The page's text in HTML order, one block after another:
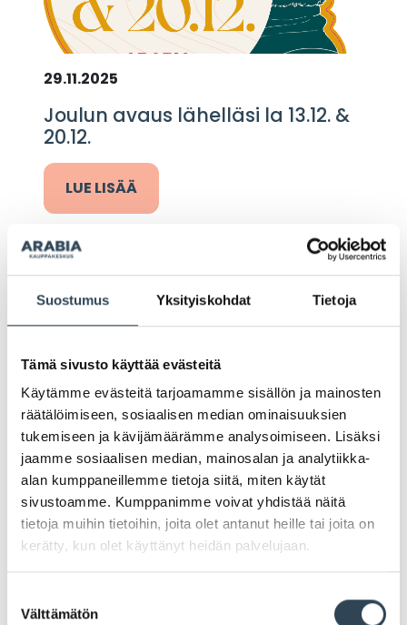
Suostumus Yksityiskohdat Tietoja
Tämä sivusto käyttää evästeitä
Käytämme evästeitä tarjoamamme sisällön ja mainosten
räätälöimiseen, sosiaalisen median ominaisuuksien
tukemiseen ja kävijämäärämme analysoimiseen. Lisäksi
jaamme sosiaalisen median, mainosalan ja analytiikka-
alan kumppaneillemme tietoja siitä, miten käytät
sivustoamme. Kumppanimme voivat yhdistää näitä
tietoja muihin tietoihin, joita olet antanut heille tai joita on
kerätty, kun olet käyttänyt heidän palvelujaan.
valinta
Välttämätön
29.11.2025
Joulun avaus lähelläsi la 13.12. &
20.12.
LUE LISÄÄ
26.11.2025
Pokemood avaa 2. kerrokseen ke